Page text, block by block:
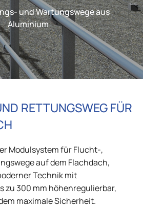
und Wartungswege aus
Aluminium
RETTUNGSWEG FÜR
Modulsystem für Flucht-,
auf dem Flachdach,
Technik mit
zu 300 mm höhenregulierbar,
maximale Sicherheit.